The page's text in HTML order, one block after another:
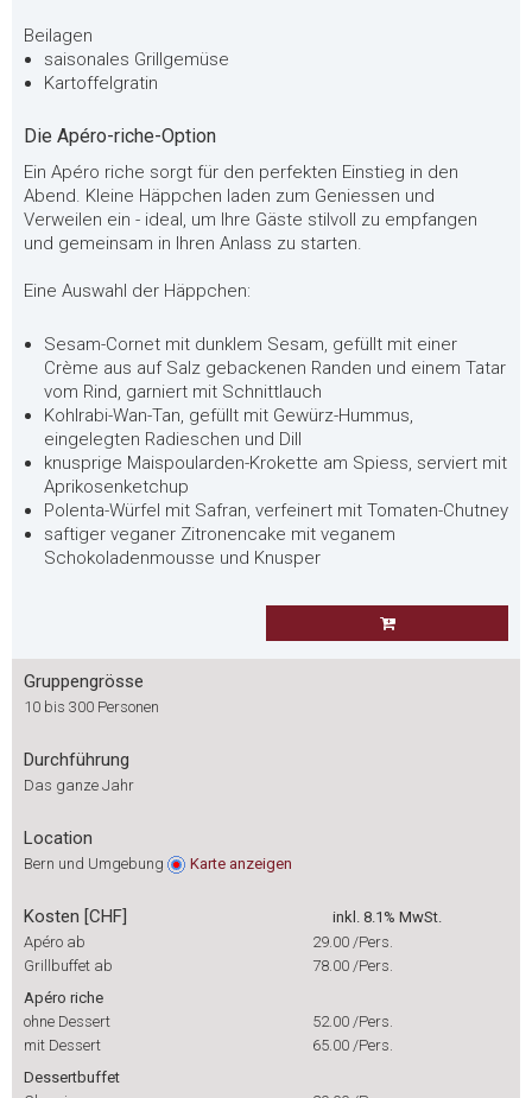
Beilagen
saisonales Grillgemüse
Kartoffelgratin
Die Apéro-riche-Option
Ein Apéro riche sorgt für den perfekten Einstieg in den
Abend. Kleine Häppchen laden zum Geniessen und
Verweilen ein - ideal, um Ihre Gäste stilvoll zu empfangen
und gemeinsam in Ihren Anlass zu starten.
Eine Auswahl der Häppchen:
Sesam-Cornet mit dunklem Sesam, gefüllt mit einer
Crème aus auf Salz gebackenen Randen und einem Tatar
vom Rind, garniert mit Schnittlauch
Kohlrabi-Wan-Tan, gefüllt mit Gewürz-Hummus,
eingelegten Radieschen und Dill
knusprige Maispoularden-Krokette am Spiess, serviert mit
Aprikosenketchup
Polenta-Würfel mit Safran, verfeinert mit Tomaten-Chutney
saftiger veganer Zitronencake mit veganem
Schokoladenmousse und Knusper
Gruppengrösse
10 bis 300 Personen
Durchführung
Das ganze Jahr
Location
Bern und Umgebung Karte anzeigen
Kosten [CHF]
inkl. 8.1% MwSt.
Apéro ab
29.00 /Pers.
Grillbuffet ab
78.00 /Pers.
Apéro riche
ohne Dessert
52.00 /Pers.
mit Dessert
65.00 /Pers.
Dessertbuffet